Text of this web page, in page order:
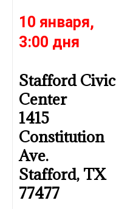
10 января,
3:00 дня
Stafford Civic
Center
1415
Constitution
Ave.
Stafford, TX
77477